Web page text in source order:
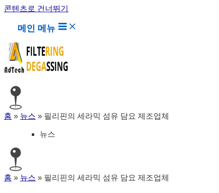
콘텐츠로 건너뛰기
메인 메뉴
홈 » 뉴스 » 필리핀의 세라믹 섬유 담요 제조업체
뉴스
홈 » 뉴스 » 필리핀의 세라믹 섬유 담요 제조업체